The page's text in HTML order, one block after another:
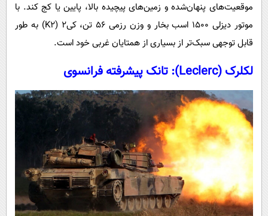
موقعیت‌های پنهان‌شده و زمین‌های پیچیده بالا، پایین یا کج کند. با
موتور دیزلی ۱۵۰۰ اسب بخار و وزن رزمی ۵۶ تن، کی۲ (K2) به طور
قابل توجهی سبک‌تر از بسیاری از همتایان غربی خود است.
لکلرک (Leclerc): تانک پیشرفته فرانسوی